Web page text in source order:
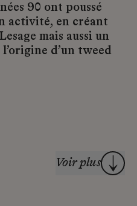
90 ont poussé
activité, en créant
mais aussi un
d’un tweed
Voir plus